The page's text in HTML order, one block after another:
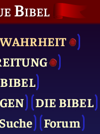
Bibel
DIE BIBEL
Suche
Forum